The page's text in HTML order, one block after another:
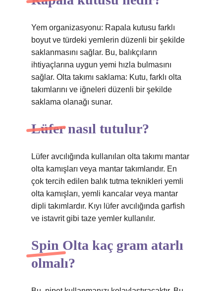
Yem organizasyonu: Rapala kutusu farklı
boyut ve türdeki yemlerin düzenli bir şekilde
saklanmasını sağlar. Bu, balıkçıların
ihtiyaçlarına uygun yemi hızla bulmasını
sağlar. Olta takımı saklama: Kutu, farklı olta
takımlarını ve iğneleri düzenli bir şekilde
saklama olanağı sunar.
Lüfer nasıl tutulur?
Lüfer avcılığında kullanılan olta takımı mantar
olta kamışları veya mantar takımlarıdır. En
çok tercih edilen balık tutma teknikleri yemli
olta kamışları, yemli kancalar veya mantar
dipli takımlardır. Kıyı lüfer avcılığında garfish
ve istavrit gibi taze yemler kullanılır.
Spin Olta kaç gram atarlı
olmalı?